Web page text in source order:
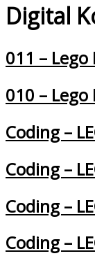
Digital
011 – Lego
010 – Lego
Coding –
Coding –
Coding –
Coding –